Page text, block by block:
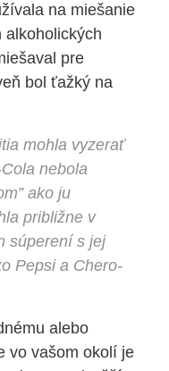
na miešanie
alkoholických
pre
bol ťažký na
mohla vyzerať
nebola
ako ju
približne v
súperení s jej
Pepsi a Chero-
alebo
vo vašom okolí je